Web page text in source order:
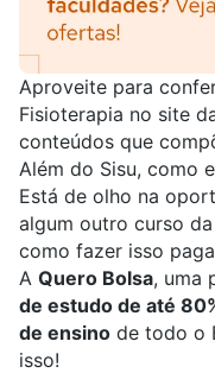
Aproveite para
Fisioterapia no site
conteúdos que
Além do Sisu, como
Está de olho na
algum outro curso
como fazer isso
A Quero Bolsa, uma
de estudo de até
de ensino de todo o
isso!